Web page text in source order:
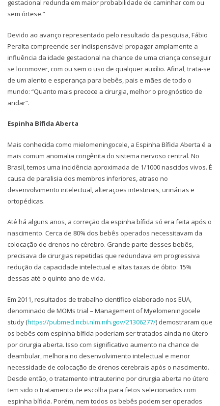
gestacional redunda em maior probabilidade de caminhar com ou
sem órtese.”
Devido ao avanço representado pelo resultado da pesquisa, Fábio
Peralta compreende ser indispensável propagar amplamente a
influência da idade gestacional na chance de uma criança conseguir
se locomover, com ou sem o uso de qualquer auxílio. Afinal, trata-se
de um alento e esperança para bebês, pais e mães de todo o
mundo: “Quanto mais precoce a cirurgia, melhor o prognóstico de
andar”.
Espinha Bífida Aberta
Mais conhecida como mielomeningocele, a Espinha Bífida Aberta é a
mais comum anomalia congênita do sistema nervoso central. No
Brasil, temos uma incidência aproximada de 1/1000 nascidos vivos. É
causa de paralisia dos membros inferiores, atraso no
desenvolvimento intelectual, alterações intestinais, urinárias e
ortopédicas.
Até há alguns anos, a correção da espinha bífida só era feita após o
nascimento. Cerca de 80% dos bebês operados necessitavam da
colocação de drenos no cérebro. Grande parte desses bebês,
precisava de cirurgias repetidas que redundava em progressiva
redução da capacidade intelectual e altas taxas de óbito: 15%
dessas até o quinto ano de vida.
Em 2011, resultados de trabalho científico elaborado nos EUA,
denominado de MOMs trial – Management of Myelomeningocele
study (https://pubmed.ncbi.nlm.nih.gov/21306277/) demostraram que
os bebês com espinha bífida poderiam ser tratados ainda no útero
por cirurgia aberta. Isso com significativo aumento na chance de
deambular, melhora no desenvolvimento intelectual e menor
necessidade de colocação de drenos cerebrais após o nascimento.
Desde então, o tratamento intrauterino por cirurgia aberta no útero
tem sido o tratamento de escolha para fetos selecionados com
espinha bífida. Porém, nem todos os bebês podem ser operados